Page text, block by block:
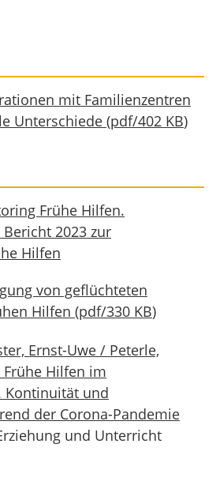
mit Familienzentren
Unterschiede (pdf/402 KB)
Frühe Hilfen.
2023 zur
Hilfen
von geflüchteten
Hilfen (pdf/330 KB)
Ernst-Uwe / Peterle,
Frühe Hilfen im
Kontinuität und
der Corona-Pandemie
und Unterricht